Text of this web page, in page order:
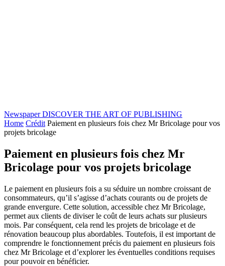
Newspaper DISCOVER THE ART OF PUBLISHING
Home Crédit Paiement en plusieurs fois chez Mr Bricolage pour vos
projets bricolage
Paiement en plusieurs fois chez Mr
Bricolage pour vos projets bricolage
Le paiement en plusieurs fois a su séduire un nombre croissant de
consommateurs, qu’il s’agisse d’achats courants ou de projets de
grande envergure. Cette solution, accessible chez Mr Bricolage,
permet aux clients de diviser le coût de leurs achats sur plusieurs
mois. Par conséquent, cela rend les projets de bricolage et de
rénovation beaucoup plus abordables. Toutefois, il est important de
comprendre le fonctionnement précis du paiement en plusieurs fois
chez Mr Bricolage et d’explorer les éventuelles conditions requises
pour pouvoir en bénéficier.